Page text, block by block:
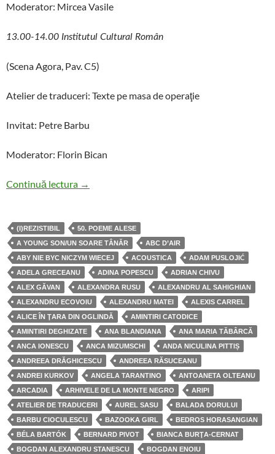
Moderator: Mircea Vasile
13.00-14.00 Institutul Cultural Român
(Scena Agora, Pav. C5)
Atelier de traduceri: Texte pe masa de operaţie
Invitat: Petre Barbu
Moderator: Florin Bican
Continuă lectura Lansări de poezie şi cărţi din aceeaşi zonă la
→
(I)REZISTIBIL
50. POEME ALESE
A YOUNG SON/UN SOARE TÂNĂR
ABC D’AIR
ABY NIE BYC NICZYM WIECEJ
ACOUSTICA
ADAM PUSLOJIĆ
ADELA GRECEANU
ADINA POPESCU
ADRIAN CHIVU
ALEX GĂVAN
ALEXANDRA RUSU
ALEXANDRU AL SAHIGHIAN
ALEXANDRU ECOVOIU
ALEXANDRU MATEI
ALEXIS CARREL
ALICE ÎN ŢARA DIN OGLINDĂ
AMINTIRI CATODICE
AMINTIRI DEGHIZATE
ANA BLANDIANA
ANA MARIA TĂBÂRCĂ
ANCA IONESCU
ANCA MIZUMSCHI
ANDA NICULINA PITTIȘ
ANDREEA DRĂGHICESCU
ANDREEA RĂSUCEANU
ANDREI KURKOV
ANGELA TARANTINO
ANTOANETA OLTEANU
ARCADIA
ARHIVELE DE LA MONTE NEGRO
ARIPI
ATELIER DE TRADUCERI
AUREL SASU
BALADA DORULUI
BARBU CIOCULESCU
BAZOOKA GIRL
BEDROS HORASANGIAN
BÉLA BARTÓK
BERNARD PIVOT
BIANCA BURŢA-CERNAT
BOGDAN ALEXANDRU STANESCU
BOGDAN ENOIU